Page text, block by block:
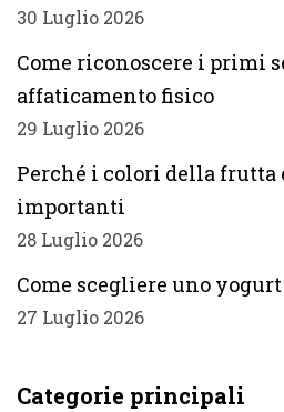
30 Luglio 2026
Come riconoscere i primi
affaticamento fisico
29 Luglio 2026
Perché i colori della frutta
importanti
28 Luglio 2026
Come scegliere uno
27 Luglio 2026
Categorie principali